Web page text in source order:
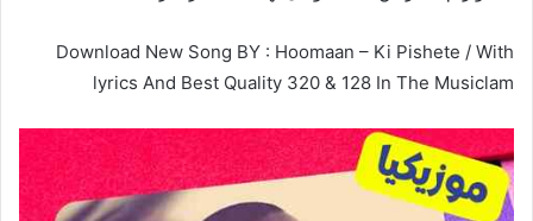
Download New Song BY : Hoomaan – Ki Pishete / With
lyrics And Best Quality 320 & 128 In The Musiclam